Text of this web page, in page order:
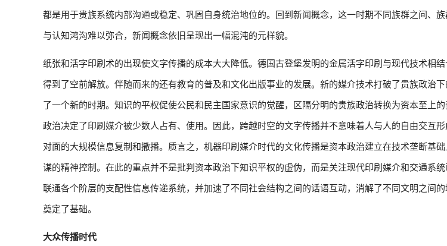
都是用于贵族系统内部沟通或稳定、巩固自身统治地位的。回到新闻概念，这一时期不同族群之间、
与认知鸿沟难以弥合，新闻概念依旧呈现出一幅混沌的元样貌。
纸张和活字印刷术的出现使文字传播的成本大大降低。德国古登堡发明的金属活字印刷与现代技术相
得到了空前解放。伴随而来的还有教育的普及和文化出版事业的发展。新的媒介技术打破了贵族政治
了一个新的时期。知识的平权促使公民和民主国家意识的觉醒，区隔分明的贵族政治转换为资本至上
政治决定了印刷媒介被少数人占有、使用。因此，跨越时空的文字传播并不意味着人与人的自由交互
对面的大规模信息复制和撒播。质言之，机器印刷媒介时代的文化传播是资本政治建立在技术垄断基
谋的精神控制。在此的重点并不是批判资本政治下知识平权的虚伪，而是关注现代印刷媒介和交通系
联通各个阶层的支配性信息传递系统，并加速了不同社会结构之间的话语互动，消解了不同文明之间
奠定了基础。
大众传播时代